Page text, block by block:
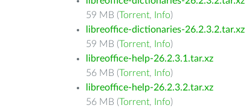
59 MB (Torrent, Info)
libreoffice-dictionaries-26.2.3.2.tar.xz
59 MB (Torrent, Info)
libreoffice-help-26.2.3.1.tar.xz
56 MB (Torrent, Info)
libreoffice-help-26.2.3.2.tar.xz
56 MB (Torrent, Info)